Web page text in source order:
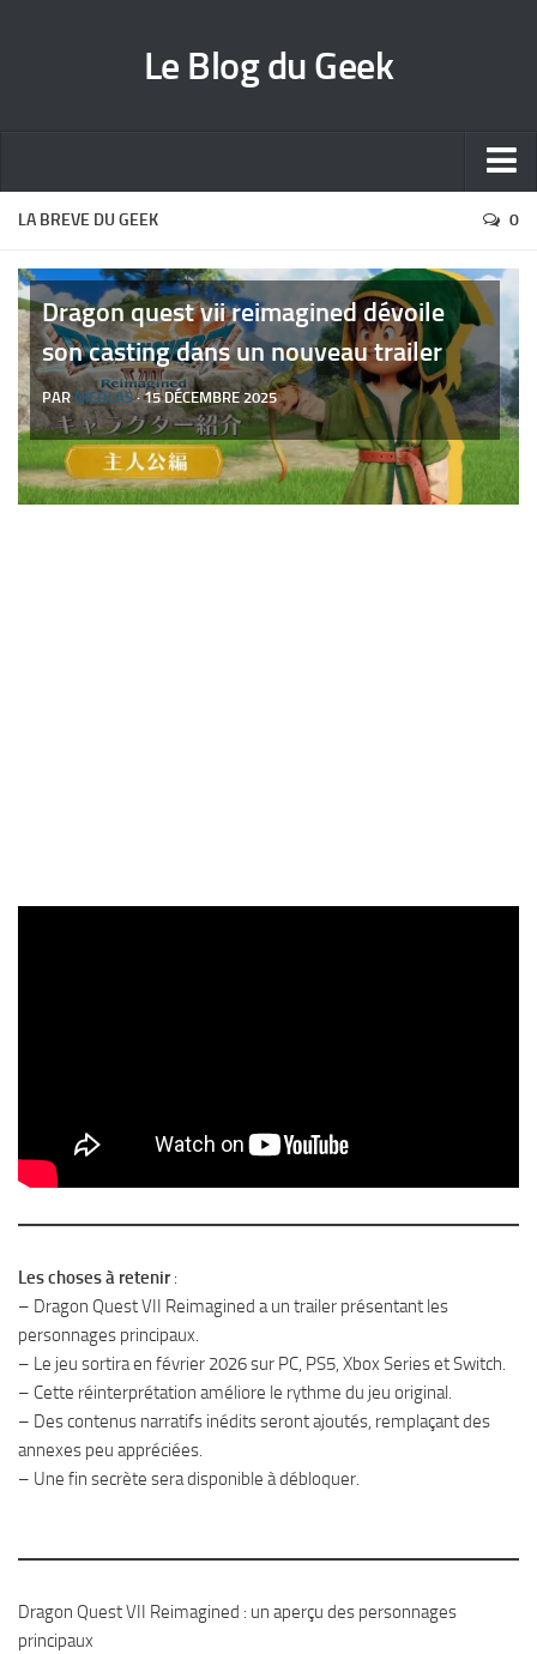
Le Blog du Geek
Blog jeux vidéo
Contact
LA BREVE DU GEEK 0
Dragon quest vii reimagined dévoile
son casting dans un nouveau trailer
PAR NICOLAS· 15 DÉCEMBRE 2025
Les choses à retenir:
– Dragon Quest VII Reimagined a un trailer présentant les
personnages principaux.
– Le jeu sortira en février 2026 sur PC, PS5, Xbox Series et Switch.
– Cette réinterprétation améliore le rythme du jeu original.
– Des contenus narratifs inédits seront ajoutés, remplaçant des
annexes peu appréciées.
– Une fin secrète sera disponible à débloquer.
Dragon Quest VII Reimagined : un aperçu des personnages
principaux